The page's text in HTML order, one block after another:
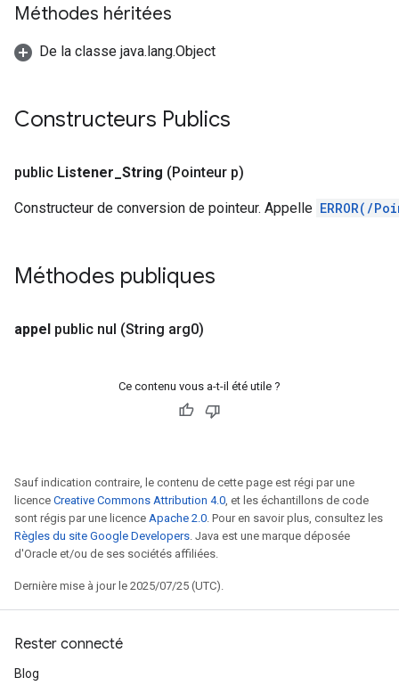
Méthodes héritées
De la classe java.lang.Object
Constructeurs Publics
public Listener String (Pointeur p)
Constructeur de conversion de pointeur. Appelle ERROR(/
Méthodes publiques
appel public nul (String arg0)
Ce contenu vous a-t-il été utile ?
Sauf indication contraire, le contenu de cette page est régi par une
licence Creative Commons Attribution 4.0, et les échantillons de code
sont régis par une licence Apache 2.0. Pour en savoir plus, consultez les
Règles du site Google Developers. Java est une marque déposée
d'Oracle et/ou de ses sociétés affiliées.
Dernière mise à jour le 2025/07/25 (UTC).
Rester connecté
Blog